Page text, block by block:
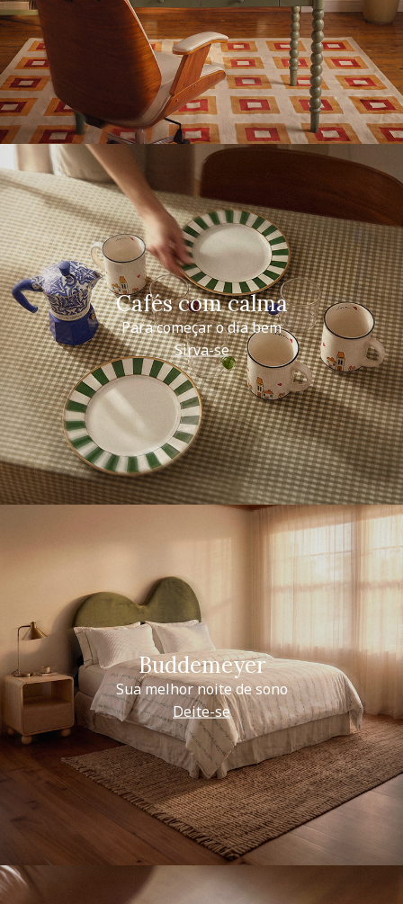
Cafés com calma
Para começar o dia bem
Sirva-se
Buddemeyer
Sua melhor noite de sono
Deite-se